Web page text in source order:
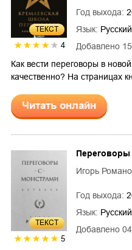
ТЕКСТ
4 Добавлено
Год выхода:
Язык: Русский
Как вести переговоры в
качественно? На страницах
Читать онлайн
ТЕКСТ
5
Добавлено
Переговоры
Игорь
Год выхода:
Язык: Русский